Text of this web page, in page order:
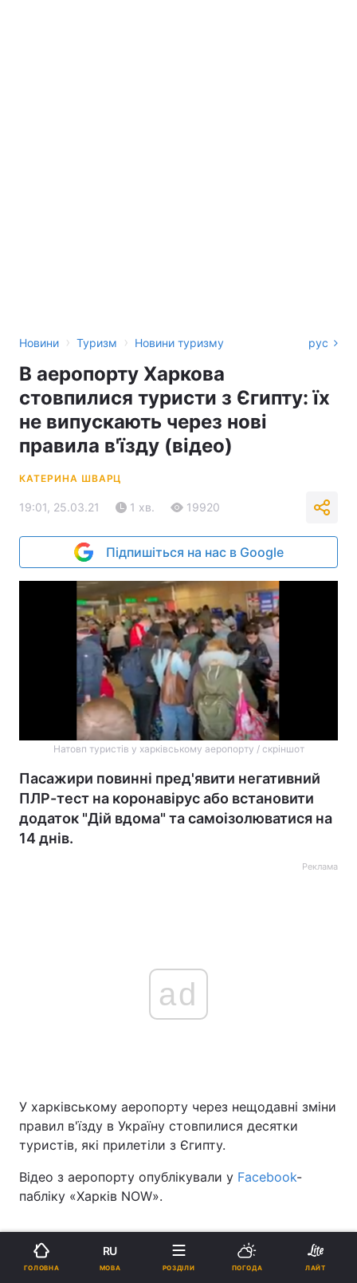
Новини › Туризм › Новини туризму рус
В аеропорту Харкова
стовпилися туристи з Єгипту: їх
не випускають через нові
правила в'їзду (відео)
КАТЕРИНА ШВАРЦ
19:01, 25.03.21 1 хв. 19920
Підпишіться на нас в Google
Натовп туристів у харківському аеропорту / скріншот
Пасажири повинні пред'явити негативний
ПЛР-тест на коронавірус або встановити
додаток "Дій вдома" та самоізолюватися на
14 днів.
Реклама
ad
У харківському аеропорту через нещодавні зміни
правил в'їзду в Україну стовпилися десятки
туристів, які прилетіли з Єгипту.
Відео з аеропорту опублікували у Facebook-
пабліку «Харків NOW».
ЧИТАЙТЕ ТАКОЖ
ПЛР-тести на кордоні: Україна
ГОЛОВНА
RU
МОВА РОЗДІЛИ ПОГОДА ЛАЙТ